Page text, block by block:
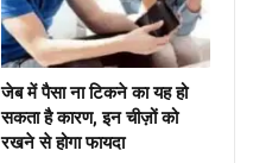
जेब में पैसा ना टिकने का यह हो
सकता है कारण, इन चीज़ों को
रखने से होगा फायदा